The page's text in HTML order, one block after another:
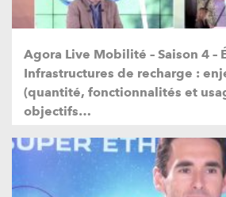
Agora Live Mobilité – Saison 4 –
Infrastructures de recharge :
(quantité, fonctionnalités et
objectifs…